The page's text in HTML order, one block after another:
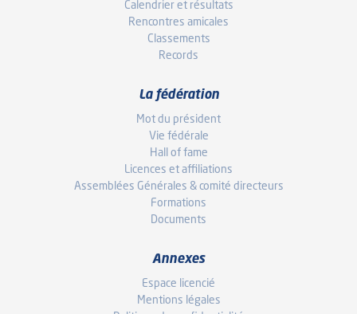
Calendrier et résultats
Rencontres amicales
Classements
Records
La fédération
Mot du président
Vie fédérale
Hall of fame
Licences et affiliations
Assemblées Générales & comité directeurs
Formations
Documents
Annexes
Espace licencié
Mentions légales